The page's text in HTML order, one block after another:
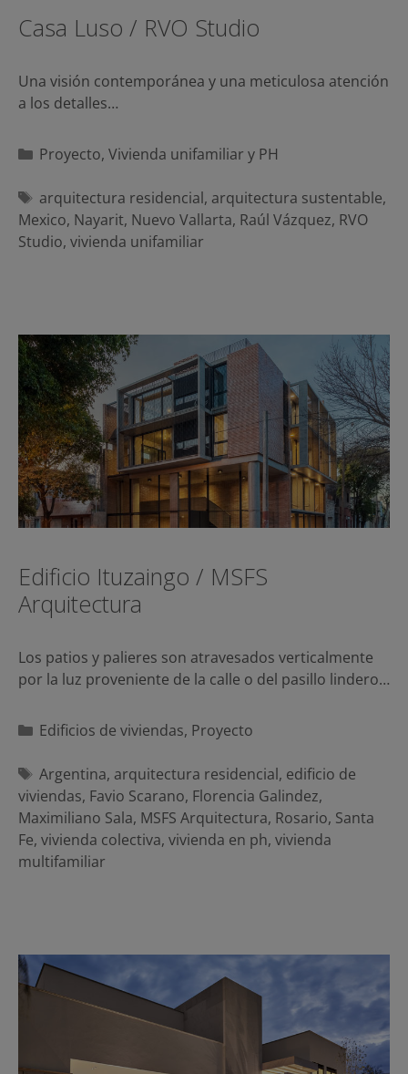
Casa Luso / RVO Studio
Una visión contemporánea y una meticulosa atención
a los detalles…
Categorías
Proyecto, Vivienda unifamiliar y PH
Etiquetas
arquitectura residencial, arquitectura sustentable,
Mexico, Nayarit, Nuevo Vallarta, Raúl Vázquez, RVO
Studio, vivienda unifamiliar
Edificio Ituzaingo / MSFS
Arquitectura
Los patios y palieres son atravesados verticalmente
por la luz proveniente de la calle o del pasillo lindero…
Categorías
Edificios de viviendas, Proyecto
Etiquetas
Argentina, arquitectura residencial, edificio de
viviendas, Favio Scarano, Florencia Galindez,
Maximiliano Sala, MSFS Arquitectura, Rosario, Santa
Fe, vivienda colectiva, vivienda en ph, vivienda
multifamiliar